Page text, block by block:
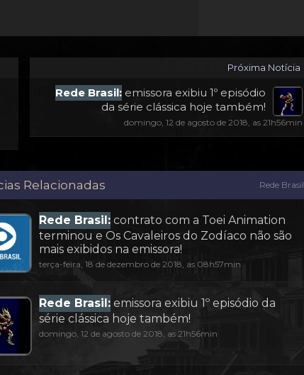
Próxima Notícia
Rede Brasil: emissora exibiu 1º episódio
da série clássica hoje também!
domingo, 12 de agosto de 2018, as 21h56min
Relacionadas Rede Brasil
Rede Brasil: contrato com a Toei Animation
terminou e Os Cavaleiros do Zodíaco não são
mais exibidos na emissora!
terça-feira, 18 de dezembro de 2018, as 08h57min
Rede Brasil: emissora exibiu 1º episódio da
série clássica hoje também!
domingo, 12 de agosto de 2018, as 21h56min